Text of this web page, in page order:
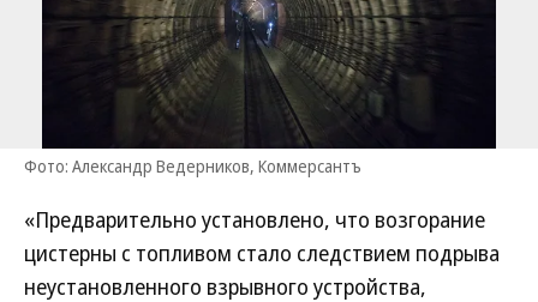
Фото: Александр Ведерников, Коммерсантъ
«Предварительно установлено, что возгорание
цистерны с топливом стало следствием подрыва
неустановленного взрывного устройства,